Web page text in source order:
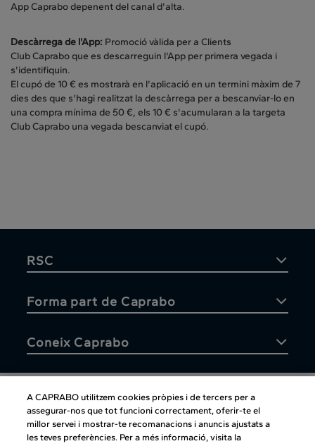
App Caprabo depenent del canal d'alta.
Descàrrega de l'App: Promoció vàlida per a Clients
Club Caprabo que es descarreguin l'App per primera vegada i
s'identifiquin.
El cupó de 10 € es mostrarà en l'aplicació en un termini màxim de 7
dies des que s'hagi realitzat la descàrrega per a bescanviar-lo en
una compra mínima de 50 €, els 10 € s'acumularan a la targeta
Club Caprabo una vegada bescanviat el cupó.
RSC
Forma part de Caprabo
Coneix Caprabo
Atenció al client
A CAPRABO utilitzem cookies pròpies i de tercers per a
assegurar-nos que tot funcioni correctament, oferir-te el
millor servei i mostrar-te recomanacions i anuncis ajustats a
les teves preferències. Per a més informació, visita la